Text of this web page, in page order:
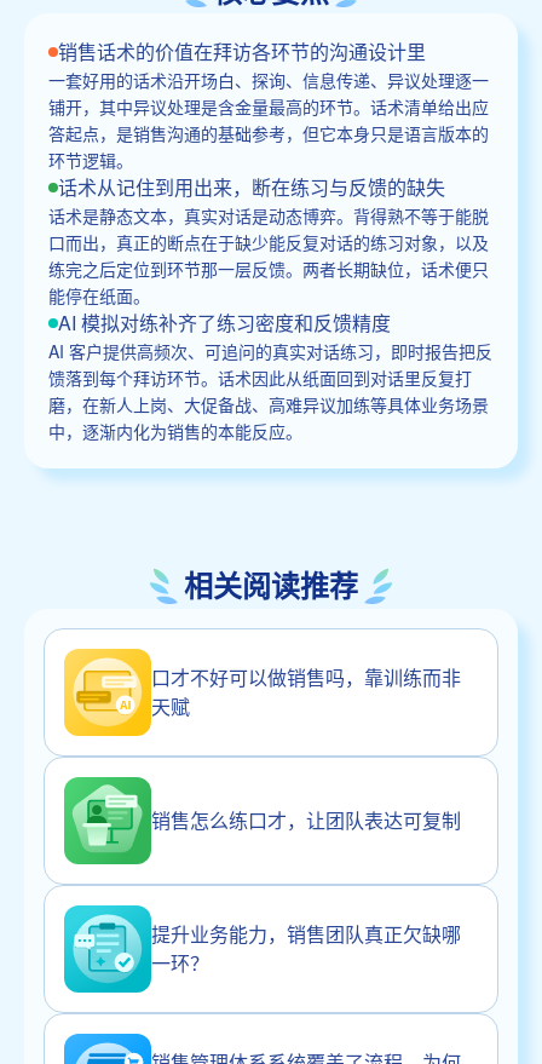
销售话术的价值在拜访各环节的沟通设计里
一套好用的话术沿开场白、探询、信息传递、异议处理逐一
铺开，其中异议处理是含金量最高的环节。话术清单给出应
答起点，是销售沟通的基础参考，但它本身只是语言版本的
环节逻辑。
话术从记住到用出来，断在练习与反馈的缺失
话术是静态文本，真实对话是动态博弈。背得熟不等于能脱
口而出，真正的断点在于缺少能反复对话的练习对象，以及
练完之后定位到环节那一层反馈。两者长期缺位，话术便只
能停在纸面。
AI 模拟对练补齐了练习密度和反馈精度
AI 客户提供高频次、可追问的真实对话练习，即时报告把反
馈落到每个拜访环节。话术因此从纸面回到对话里反复打
磨，在新人上岗、大促备战、高难异议加练等具体业务场景
中，逐渐内化为销售的本能反应。
相关阅读推荐
口才不好可以做销售吗，靠训练而非
天赋
销售怎么练口才，让团队表达可复制
提升业务能力，销售团队真正欠缺哪
一环？